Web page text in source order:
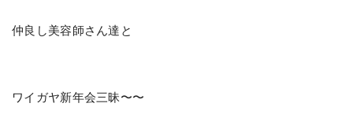
仲良し美容師さん達と
ワイガヤ新年会三昧〜〜